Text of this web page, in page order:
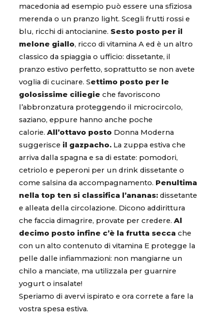
macedonia ad esempio può essere una sfiziosa
merenda o un pranzo light. Scegli frutti rossi e
blu, ricchi di antocianine. Sesto posto per il
melone giallo, ricco di vitamina A ed è un altro
classico da spiaggia o ufficio: dissetante, il
pranzo estivo perfetto, soprattutto se non avete
voglia di cucinare. Settimo posto per le
golosissime ciliegie che favoriscono
l’abbronzatura proteggendo il microcircolo,
saziano, eppure hanno anche poche
calorie. All’ottavo posto Donna Moderna
suggerisce il gazpacho. La zuppa estiva che
arriva dalla spagna e sa di estate: pomodori,
cetriolo e peperoni per un drink dissetante o
come salsina da accompagnamento. Penultima
nella top ten si classifica l’ananas: dissetante
e alleata della circolazione. Dicono addirittura
che faccia dimagrire, provate per credere. Al
decimo posto infine c’è la frutta secca che
con un alto contenuto di vitamina E protegge la
pelle dalle infiammazioni: non mangiarne un
chilo a manciate, ma utilizzala per guarnire
yogurt o insalate!
Speriamo di avervi ispirato e ora correte a fare la
vostra spesa estiva.